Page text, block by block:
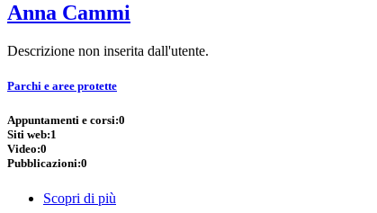
Anna Cammi
Descrizione non inserita dall'utente.
Parchi e aree protette
Appuntamenti e corsi:0
Siti web:1
Video:0
Pubblicazioni:0
Scopri di più